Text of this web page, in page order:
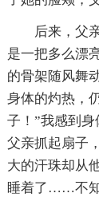
后来，父亲
是一把多么漂
的骨架随风舞
身体的灼热，
子！”我感到身
父亲抓起扇子
大的汗珠却从
睡着了……不知